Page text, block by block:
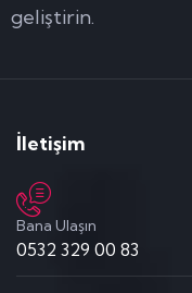
geliştirin.
İletişim
Bana Ulaşın
0532 329 00 83